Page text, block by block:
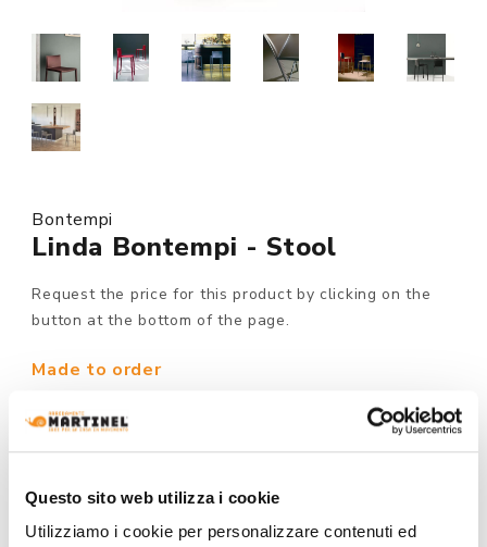
Questo sito web utilizza i cookie
Utilizziamo i cookie per personalizzare contenuti ed
Bontempi
Linda Bontempi - Stool
Request the price for this product by clicking on the
button at the bottom of the page.
Made to order
MODEL :
STITCHING: